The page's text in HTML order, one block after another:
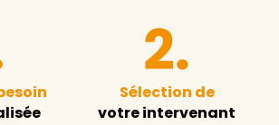
Sélection de
votre intervenant